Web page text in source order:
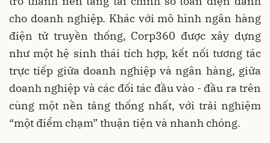
cho doanh nghiệp. Khác với mô hình ngân hàng
điện tử truyền thống, Corp360 được xây dựng
như một hệ sinh thái tích hợp, kết nối tương tác
trực tiếp giữa doanh nghiệp và ngân hàng, giữa
doanh nghiệp và các đối tác đầu vào - đầu ra trên
cùng một nền tảng thống nhất, với trải nghiệm
“một điểm chạm” thuận tiện và nhanh chóng.